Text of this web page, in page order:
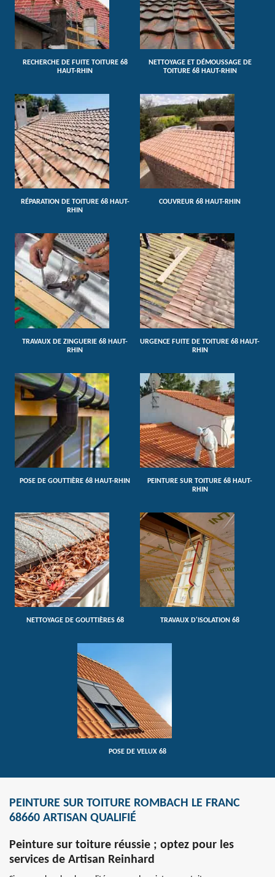
RECHERCHE DE FUITE TOITURE 68
HAUT-RHIN
NETTOYAGE ET DÉMOUSSAGE DE
TOITURE 68 HAUT-RHIN
RÉPARATION DE TOITURE 68 HAUT-
RHIN
COUVREUR 68 HAUT-RHIN
TRAVAUX DE ZINGUERIE 68 HAUT-
RHIN
URGENCE FUITE DE TOITURE 68 HAUT-
RHIN
POSE DE GOUTTIÈRE 68 HAUT-RHIN
PEINTURE SUR TOITURE 68 HAUT-
RHIN
NETTOYAGE DE GOUTTIÈRES 68 TRAVAUX D'ISOLATION 68
POSE DE VELUX 68
PEINTURE SUR TOITURE ROMBACH LE FRANC
68660 ARTISAN QUALIFIÉ
Peinture sur toiture réussie ; optez pour les
services de Artisan Reinhard